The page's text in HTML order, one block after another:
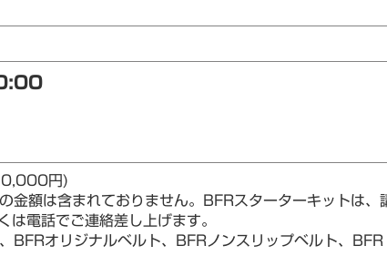
円)
額は含まれておりません。BFRスターターキットは
電話でご連絡差し上げます。
BFRオリジナルベルト、BFRノンスリップベルト、